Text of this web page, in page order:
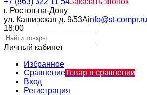
г. Ростов-на-Дону
ул. Каширская д. 9/53Аinfo@st-compr.ru
18:00
Личный кабинет
Избранное
СравнениеТовар в сравнении
Вход
Регистрация